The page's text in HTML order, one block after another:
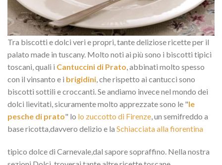
Tra biscotti e dolci veri e propri, tante deliziose ricette per il
palato made in tuscany. Molto noti ai più sono i biscotti tipici
toscani, quali i Cantuccini di Prato, abbinati molto spesso
con il vinsanto e i brigidini, che rispetto ai cantucci sono
biscotti sottili e croccanti. Se andiamo invece nel mondo dei
dolci lievitati, sicuramente molto apprezzate sono le "le
pesche di prato" lo lo zuccotto di Firenze, un semifreddo a
base ricotta,davvero delizio e la Schiacciata alla fiorentina
tipico dolce di Carnevale,dal sapore sopraffino. Nella nostra